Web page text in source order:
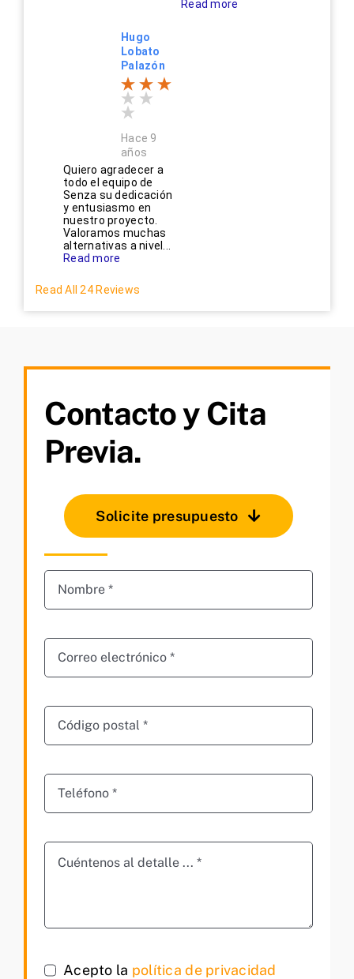
Read more
Hugo
Lobato
Palazón
Hace 9
años
Quiero agradecer a
todo el equipo de
Senza su dedicación
y entusiasmo en
nuestro proyecto.
Valoramos muchas
alternativas a nivel...
Read more
Read All 24 Reviews
Contacto y Cita
Previa.
Solicite presupuesto
Acepto la política de privacidad